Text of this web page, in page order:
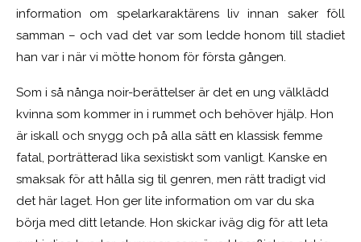
information om spelarkaraktärens liv innan saker föll
samman – och vad det var som ledde honom till stadiet
han var i när vi mötte honom för första gången.
Som i så nånga noir-berättelser är det en ung välklädd
kvinna som kommer in i rummet och behöver hjälp. Hon
är iskall och snygg och på alla sätt en klassisk femme
fatal, porträtterad lika sexistiskt som vanligt. Kanske en
smaksak för att hålla sig til genren, men rätt tradigt vid
det här laget. Hon ger lite information om var du ska
börja med ditt letande. Hon skickar iväg dig för att leta